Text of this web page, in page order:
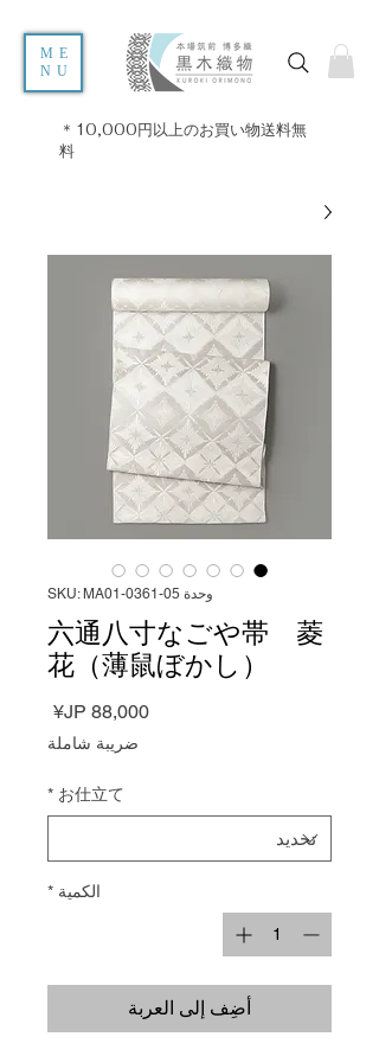
ME
NU
＊10,000円以上のお買い物送料無
料
وحدة SKU: MA01-0361-05
六通八寸なごや帯 菱
花（薄鼠ぼかし）
السعر
ضريبة شاملة
お仕立て
*
الكمية *
أضِف إلى العربة